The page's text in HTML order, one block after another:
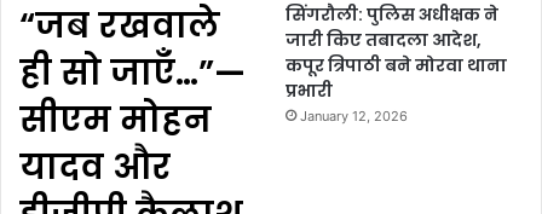
“जब रखवाले
ही सो जाएँ…”—
सीएम मोहन
यादव और
सिंगरौली: पुलिस अधीक्षक ने
जारी किए तबादला आदेश,
कपूर त्रिपाठी बने मोरवा थाना
प्रभारी
January 12, 2026